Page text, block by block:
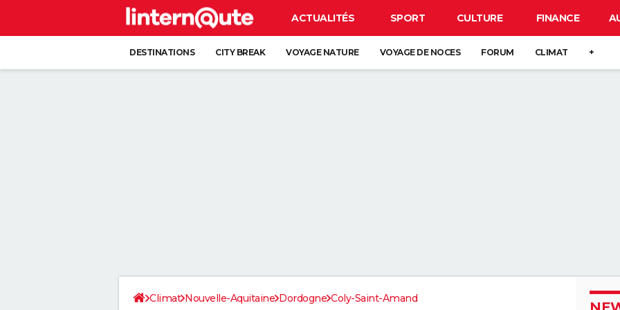
ACTUALITÉS SPORT CULTURE FINANCE
DESTINATIONS CITY BREAK VOYAGE NATURE VOYAGE DE NOCES FORUM CLIMAT +
Climat Nouvelle-Aquitaine Dordogne Coly-Saint-Amand